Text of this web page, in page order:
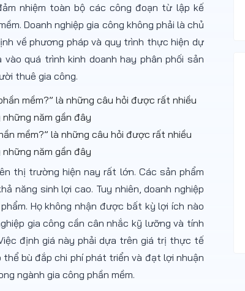
nhiệm toàn bộ các công đoạn từ lập kế
Doanh nghiệp gia công không phải là chủ
về phương pháp và quy trình thực hiện dự
quá trình kinh doanh hay phân phối sản
thuê gia công.
mềm?” là những câu hỏi được rất nhiều
năm gần đây
thị trường hiện nay rất lớn. Các sản phẩm
năng sinh lợi cao. Tuy nhiên, doanh nghiệp
Họ không nhận được bất kỳ lợi ích nào
gia công cần cân nhắc kỹ lưỡng và tính
định giá này phải dựa trên giá trị thực tế
bù đắp chi phí phát triển và đạt lợi nhuận
ngành gia công phần mềm.